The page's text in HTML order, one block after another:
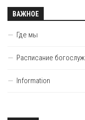
ВАЖНОЕ
Где мы
Расписание
Information